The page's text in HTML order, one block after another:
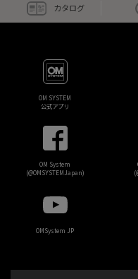
カタログ
OM SYSTEM
公式アプリ
OM System
(@OMSYSTEMJapan)
OMSystem JP